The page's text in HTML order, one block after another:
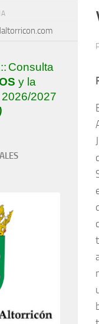
Consulta
y la
2026/2027